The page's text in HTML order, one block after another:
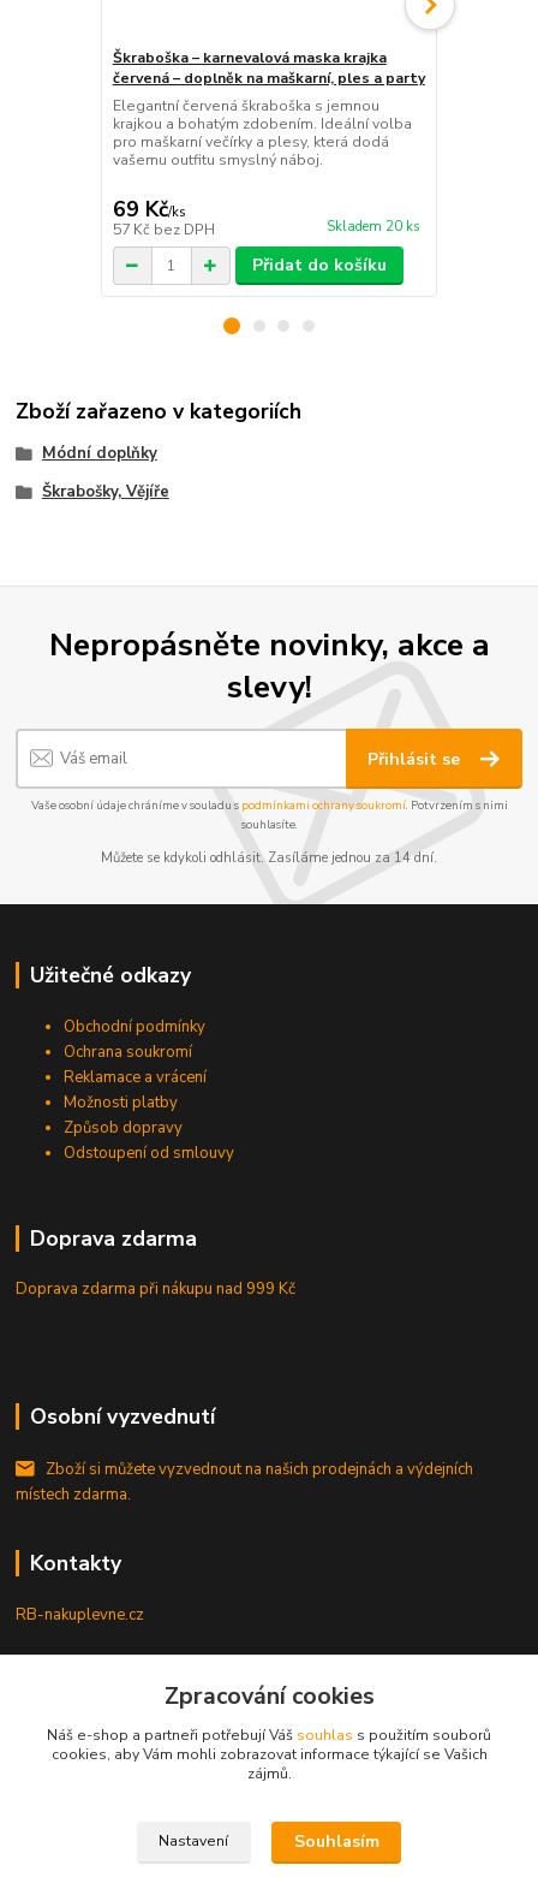
Škraboška – karnevalová maska krajka
červená – doplněk na maškarní, ples a party
Elegantní červená škraboška s jemnou
krajkou a bohatým zdobením. Ideální volba
pro maškarní večírky a plesy, která dodá
vašemu outfitu smyslný náboj.
69 Kč/ks
57 Kč bez DPH Skladem 20 ks
Přidat do košíku
Zboží zařazeno v kategoriích
Módní doplňky
Škrabošky, Vějíře
Nepropásněte novinky, akce a
slevy!
Přihlásit se
Vaše osobní údaje chráníme v souladu s podmínkami ochrany soukromí. Potvrzením s nimi
souhlasíte.
Můžete se kdykoli odhlásit. Zasíláme jednou za 14 dní.
Užitečné odkazy
Obchodní podmínky
Ochrana soukromí
Reklamace a vrácení
Možnosti platby
Způsob dopravy
Odstoupení od smlouvy
Doprava zdarma
Doprava zdarma při nákupunad 999 Kč
Osobní vyzvednutí
Zboží si můžete vyzvednout na našich prodejnách a výdejních
místech zdarma.
Kontakty
RB-nakuplevne.cz
+420 222722421
info@rb-nakuplevne.cz
Zpracování cookies
Náš e-shop a partneři potřebují Váš souhlas s použitím souborů
cookies, aby Vám mohli zobrazovat informace týkající se Vašich
zájmů.
Nastavení Souhlasím